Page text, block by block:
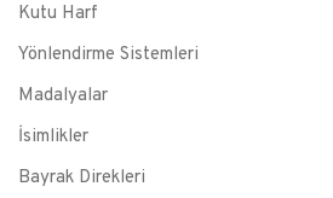
Kutu Harf
Yönlendirme Sistemleri
Madalyalar
İsimlikler
Bayrak Direkleri